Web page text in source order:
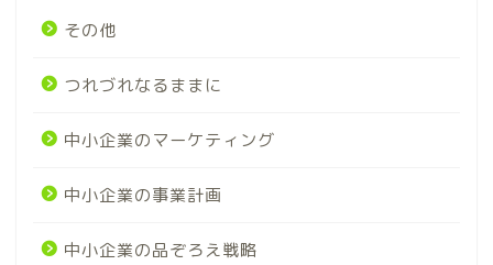
その他
つれづれなるままに
中小企業のマーケティング
中小企業の事業計画
中小企業の品ぞろえ戦略